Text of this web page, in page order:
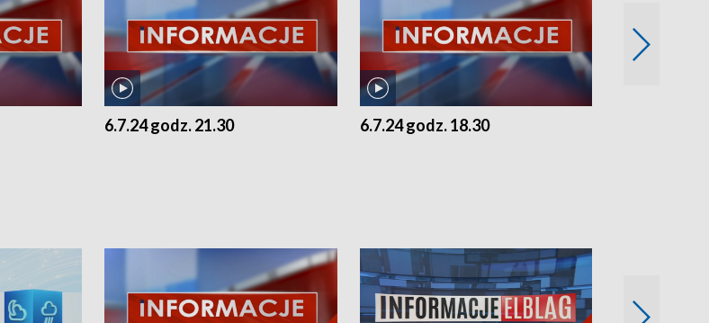
6.7.24 godz. 21.30 6.7.24 godz. 18.30